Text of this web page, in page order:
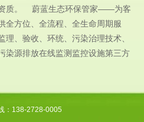
资质。 蔚蓝生态环保管家——为客
全方位、全流程、全生命周期服
、验收、环统、污染治理技术、
染源排放在线监测监控设施第三方
：138-2728-0005